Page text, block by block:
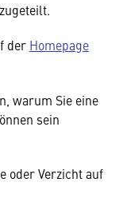
der Homepage
warum Sie eine
sein
oder Verzicht auf